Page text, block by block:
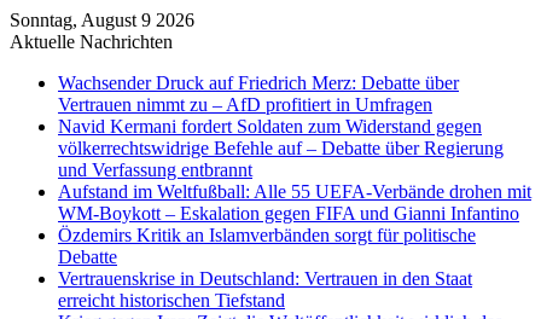
Sonntag, August 9 2026
Aktuelle Nachrichten
Wachsender Druck auf Friedrich Merz: Debatte über
Vertrauen nimmt zu – AfD profitiert in Umfragen
Navid Kermani fordert Soldaten zum Widerstand gegen
völkerrechtswidrige Befehle auf – Debatte über Regierung
und Verfassung entbrannt
Aufstand im Weltfußball: Alle 55 UEFA-Verbände drohen mit
WM-Boykott – Eskalation gegen FIFA und Gianni Infantino
Özdemirs Kritik an Islamverbänden sorgt für politische
Debatte
Vertrauenskrise in Deutschland: Vertrauen in den Staat
erreicht historischen Tiefstand